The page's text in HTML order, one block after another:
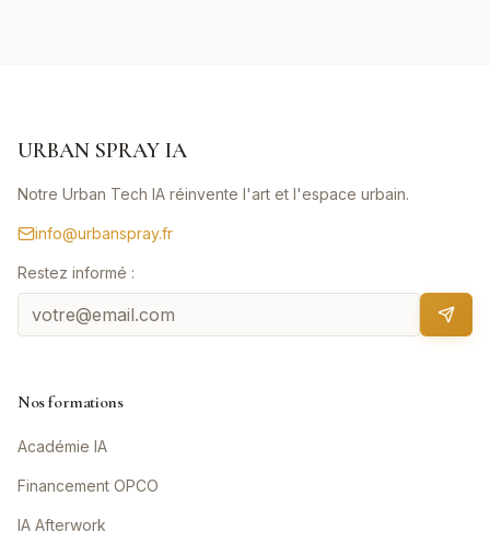
URBAN SPRAY IA
Notre Urban Tech IA réinvente l'art et l'espace urbain.
info@urbanspray.fr
Restez informé :
Nos formations
Académie IA
Financement OPCO
IA Afterwork